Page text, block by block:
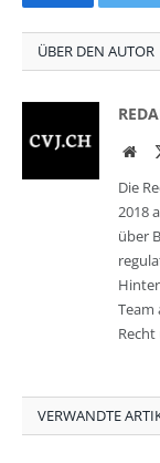
Facebook
ÜBER DEN AUTOR
Die
2018
über
VERWANDTE